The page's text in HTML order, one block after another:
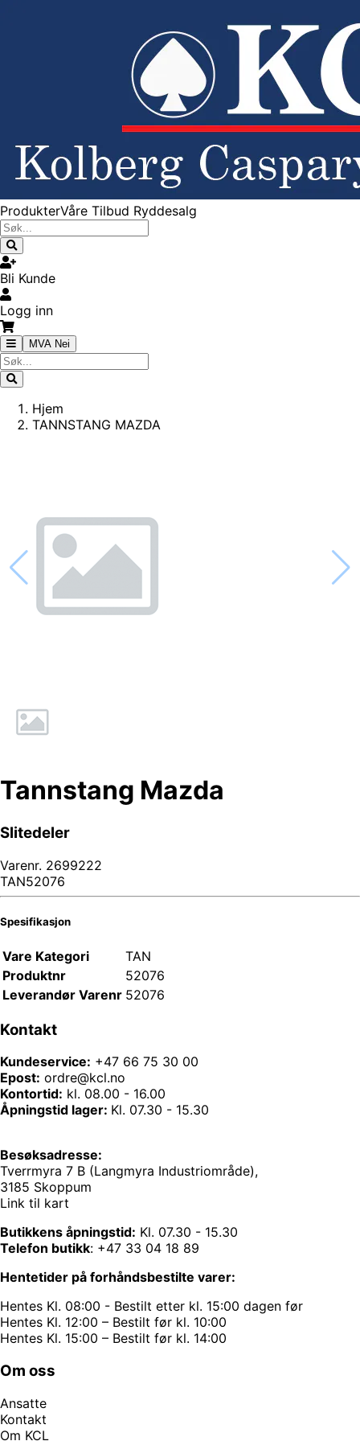
ProdukterVåre Tilbud Ryddesalg
Bli Kunde
Logg inn
MVA Nei
Hjem
TANNSTANG MAZDA
Tannstang Mazda
Slitedeler
Varenr. 2699222
TAN52076
Spesifikasjon
Vare Kategori
TAN
Produktnr
52076
Leverandør Varenr 52076
Kontakt
Kundeservice: +47 66 75 30 00
Epost: ordre@kcl.no
Kontortid: kl. 08.00 - 16.00
Åpningstid lager: Kl. 07.30 - 15.30
Besøksadresse:
Tverrmyra 7 B (Langmyra Industriområde),
3185 Skoppum
Link til kart
Butikkens åpningstid: Kl. 07.30 - 15.30
Telefon butikk: +47 33 04 18 89
Hentetider på forhåndsbestilte varer:
Hentes Kl. 08:00 - Bestilt etter kl. 15:00 dagen før
Hentes Kl. 12:00 – Bestilt før kl. 10:00
Hentes Kl. 15:00 – Bestilt før kl. 14:00
Om oss
Ansatte
Kontakt
Om KCL